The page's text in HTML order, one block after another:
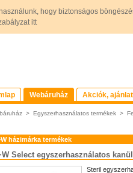
hogy biztonságos
itt
Webáruház
Akciók,
> Egyszerhasználatos termékek >
házimárka termékek
Select egyszerhasználatos
Steril